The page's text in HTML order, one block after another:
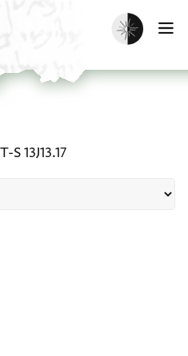
Enable dark
T-S 13J13.17